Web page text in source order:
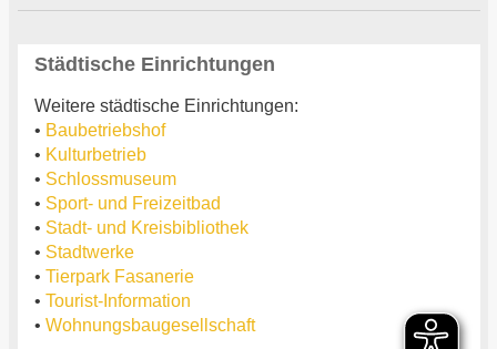
Städtische Einrichtungen
Weitere städtische Einrichtungen:
• Baubetriebshof
• Kulturbetrieb
• Schlossmuseum
• Sport- und Freizeitbad
• Stadt- und Kreisbibliothek
• Stadtwerke
• Tierpark Fasanerie
• Tourist-Information
• Wohnungsbaugesellschaft